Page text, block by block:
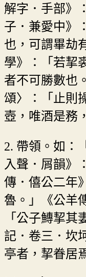
解字．手部》
子．兼愛中》
也，可謂畢劫
學》：「若挈
者不可勝數也
頌〉：「止則
壺，唯酒是務
2. 帶領。如：
入聲．屑韻》
傳．僖公二年
魯。」《公羊
「公子鱄挈其
記．卷三．坎
亭者，挈眷居